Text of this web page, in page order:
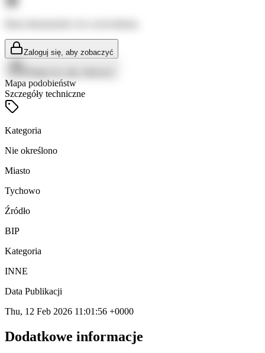
Zaloguj się, aby zobaczyć
Mapa podobieństw
Szczegóły techniczne
Kategoria
Nie określono
Miasto
Tychowo
Źródło
BIP
Kategoria
INNE
Data Publikacji
Thu, 12 Feb 2026 11:01:56 +0000
Dodatkowe informacje